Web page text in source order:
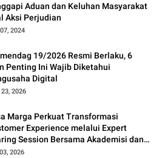
Aduan dan Keluhan Masyarakat
Aksi Perjudian
2024
19/2026 Resmi Berlaku, 6
Penting Ini Wajib Diketahui
Digital
2026
Marga Perkuat Transformasi
Experience melalui Expert
Session Bersama Akademisi dan
2026